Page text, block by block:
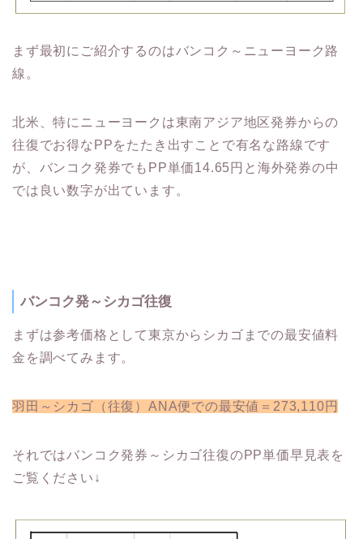
まず最初にご紹介するのはバンコク～ニューヨーク路
線。
北米、特にニューヨークは東南アジア地区発券からの
往復でお得なPPをたたき出すことで有名な路線です
が、バンコク発券でもPP単価14.65円と海外発券の中
では良い数字が出ています。
バンコク発～シカゴ往復
まずは参考価格として東京からシカゴまでの最安値料
金を調べてみます。
羽田～シカゴ（往復）ANA便での最安値＝273,110円
それではバンコク発券～シカゴ往復のPP単価早見表を
ご覧ください↓